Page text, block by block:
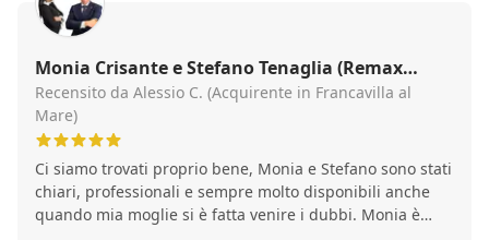
Monia Crisante e Stefano Tenaglia (Remax
Lilium)
Recensito da Alessio C. (Acquirente in Francavilla al
Mare)
Ci siamo trovati proprio bene, Monia e Stefano sono stati
chiari, professionali e sempre molto disponibili anche
quando mia moglie si è fatta venire i dubbi. Monia è